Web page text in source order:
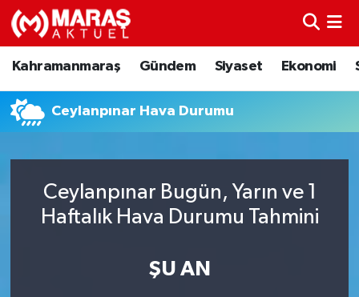
Kahramanmaraş Gündem Siyaset Ekonomi
Ceylanpınar Hava Durumu
Ceylanpınar Bugün, Yarın ve 1
Haftalık Hava Durumu Tahmini
ŞU AN
Kahramanmaraş
Ekonomi
Spor
Nöbetçi Eczaneler
Trafik Durumu
TFF 3.Lig 4.Grup Puan Durumu ve Fikstür